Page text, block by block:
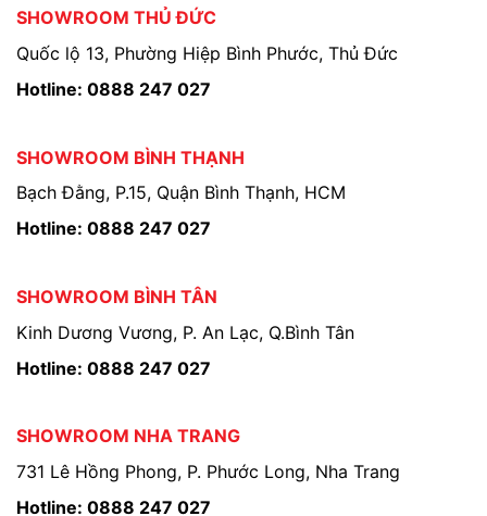
SHOWROOM THỦ ĐỨC
Quốc lộ 13, Phường Hiệp Bình Phước, Thủ Đức
Hotline: 0888 247 027
SHOWROOM BÌNH THẠNH
Bạch Đằng, P.15, Quận Bình Thạnh, HCM
Hotline: 0888 247 027
SHOWROOM BÌNH TÂN
Kinh Dương Vương, P. An Lạc, Q.Bình Tân
Hotline: 0888 247 027
SHOWROOM NHA TRANG
731 Lê Hồng Phong, P. Phước Long, Nha Trang
Hotline: 0888 247 027